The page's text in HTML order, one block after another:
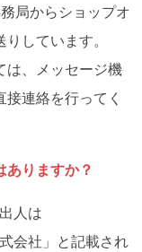
局からショップオ
しています。
は、メッセージ機
連絡を行ってく
ありますか？
人は
会社」と記載され